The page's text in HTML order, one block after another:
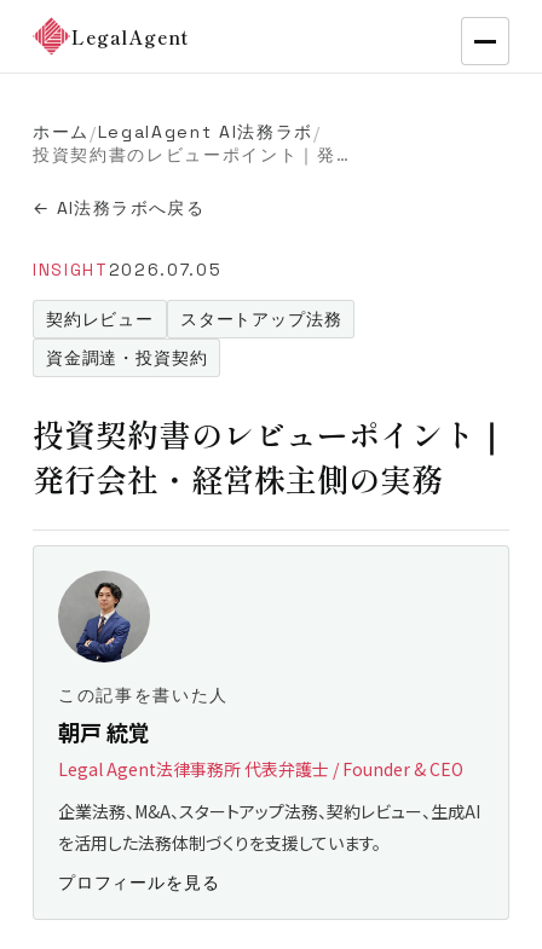
LegalAgent
ホーム /LegalAgent AI法務ラボ /
投資契約書のレビューポイント｜発行会社・経営株主側の実務
← AI法務ラボへ戻る
INSIGHT2026.07.05
契約レビュー
スタートアップ法務
資金調達・投資契約
投資契約書のレビューポイント｜
発行会社・経営株主側の実務
この記事を書いた人
朝戸 統覚
Legal Agent法律事務所 代表弁護士 / Founder & CEO
企業法務、M&A、スタートアップ法務、契約レビュー、生成AI
を活用した法務体制づくりを支援しています。
プロフィールを見る